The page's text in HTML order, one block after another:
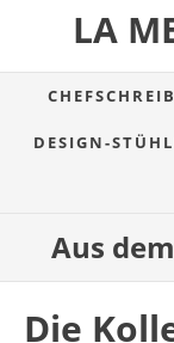
LA
DESIGN-
Aus
Die